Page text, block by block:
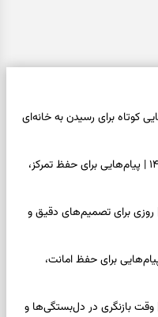
کوتاه برای رسیدن به خانه‌ای
فال فرشتگان امروز پنجشنبه ۱۵ مرداد ۱۴۰۵ | پیام‌هایی برای حفظ تمرکز،
روزانه امروز پنجشنبه ۱۵ مرداد ۱۴۰۵ | روزی برای تصمیم‌های دقیق و
امروز پنجشنبه ۱۵ مرداد ۱۴۰۵ | پیام‌هایی برای حفظ امانت،
حافظ امروز پنج‌شنبه ۱۵ مرداد ۱۴۰۵ | وقت بازنگری در دل‌بستگی‌ها و